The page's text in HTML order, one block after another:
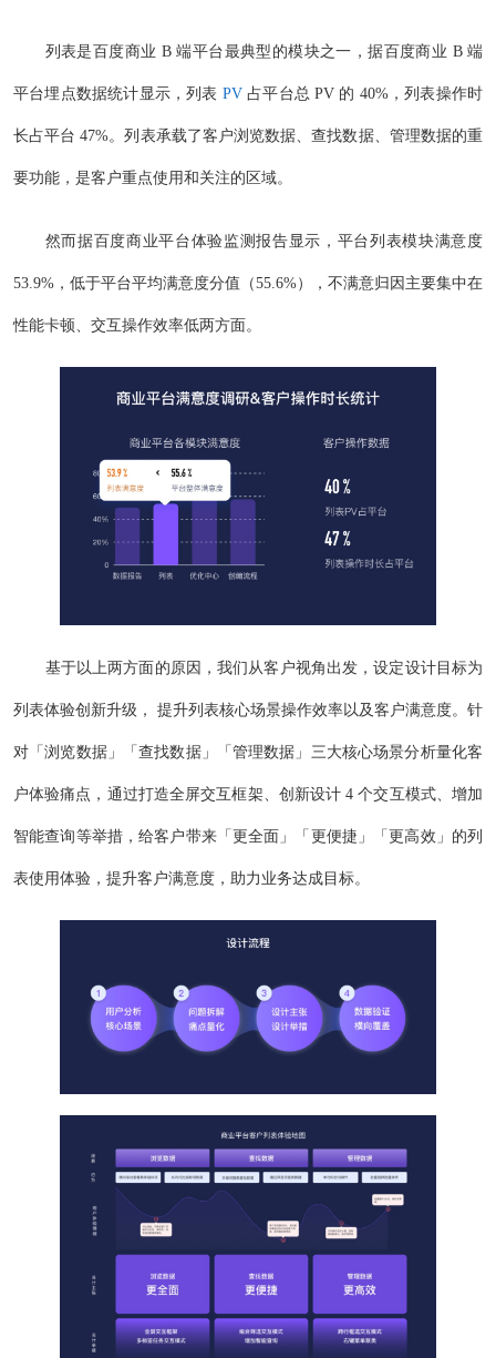
列表是百度商业 B 端平台最典型的模块之一，据百度商业 B 端
平台埋点数据统计显示，列表 PV占平台总 PV 的 40%，列表操作时
长占平台 47%。列表承载了客户浏览数据、查找数据、管理数据的重
要功能，是客户重点使用和关注的区域。
然而据百度商业平台体验监测报告显示，平台列表模块满意度
53.9%，低于平台平均满意度分值（55.6%），不满意归因主要集中在
性能卡顿、交互操作效率低两方面。
基于以上两方面的原因，我们从客户视角出发，设定设计目标为
列表体验创新升级， 提升列表核心场景操作效率以及客户满意度。针
对「浏览数据」「查找数据」「管理数据」三大核心场景分析量化客
户体验痛点，通过打造全屏交互框架、创新设计 4 个交互模式、增加
智能查询等举措，给客户带来「更全面」「更便捷」「更高效」的列
表使用体验，提升客户满意度，助力业务达成目标。